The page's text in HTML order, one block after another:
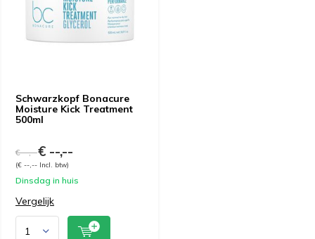
Schwarzkopf Bonacure
Moisture Kick Treatment
500ml
€ --,--€ --,--
(€ --,-- Incl. btw)
Dinsdag in huis
Vergelijk